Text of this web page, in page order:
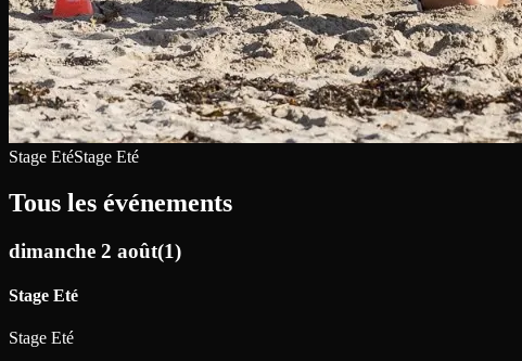
Stage EtéStage Eté
Tous les événements
dimanche 2 août(1)
Stage Eté
Stage Eté